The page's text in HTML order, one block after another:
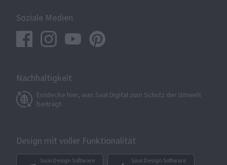
Soziale Medien
Nachhaltigkeit
Entdecke hier, was Saal Digital zum Schutz der Umwelt
beiträgt.
Design mit voller Funktionalität
Saal Design Software Saal Design Software